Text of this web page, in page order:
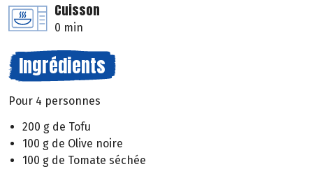
Cuisson
0 min
Ingrédients
Pour 4 personnes
200 g de Tofu
100 g de Olive noire
100 g de Tomate séchée